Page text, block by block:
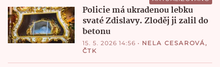
Policie má ukradenou lebku
svaté Zdislavy. Zloděj ji zalil do
betonu
15. 5. 2026 14:56 • NELA CESAROVÁ ,
ČTK